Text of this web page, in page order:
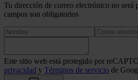
Tu dirección de correo electrónico no será
campos son obligatorios
Este sitio web está protegido por
privacidad y Términos de servicio de